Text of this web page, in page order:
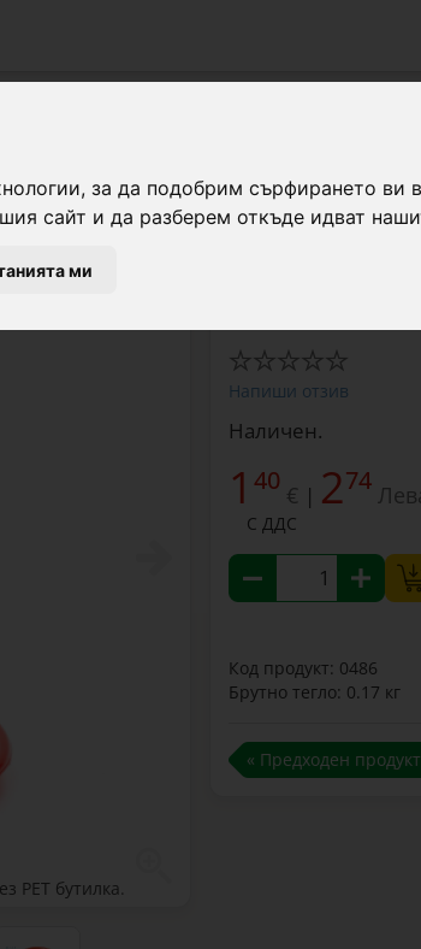
за да подобрим сърфирането ви
сайт и да разберем откъде идват
ми
PET бутилка.
Напиши отзив
Наличен.
1 40 € | 274
С ДДС
Код продукт: 0486
Брутно тегло: 0.17 кг
« Предходен продукт